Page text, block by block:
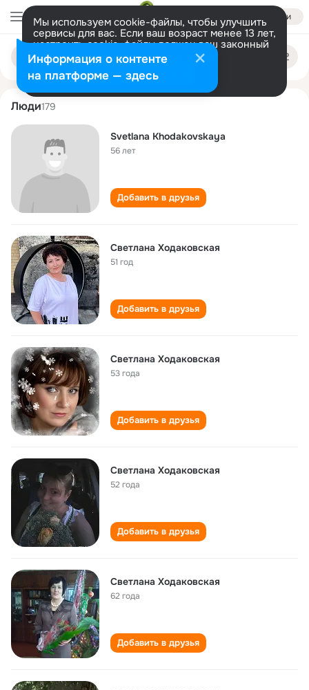
Войти
Мы используем cookie-файлы, чтобы улучшить
сервисы для вас. Если ваш возраст менее 13 лет,
настроить cookie-файлы должен ваш законный
представитель. Больше информации
Разрешить все Настроить
Поиск
людям
svetlana khodakovskaya
Люди179
Svetlana Khodakovskaya
56 лет
Добавить в друзья
Светлана Ходаковская
51 год
Добавить в друзья
Светлана Ходаковская
53 года
Добавить в друзья
Светлана Ходаковская
52 года
Добавить в друзья
Светлана Ходаковская
62 года
Добавить в друзья
Информация о контенте
на платформе — здесь